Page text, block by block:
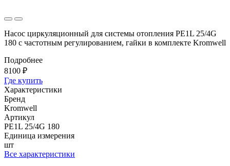
Насос циркуляционный для системы отопления PE1L 25/4G
180 с частотным регулированием, гайки в комплекте Kromwell
Подробнее
8100 ₽
Где купить
Характеристики
Бренд
Kromwell
Артикул
PE1L 25/4G 180
Единица измерения
шт
Все характеристики